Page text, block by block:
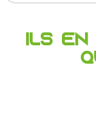
Ils en